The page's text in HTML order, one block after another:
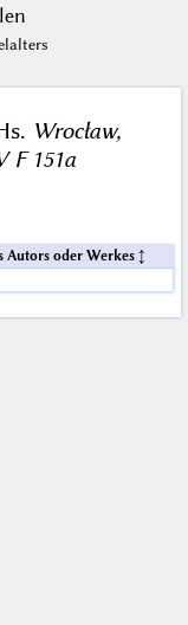
Wrocław,
F 151a
Autors oder Werkes